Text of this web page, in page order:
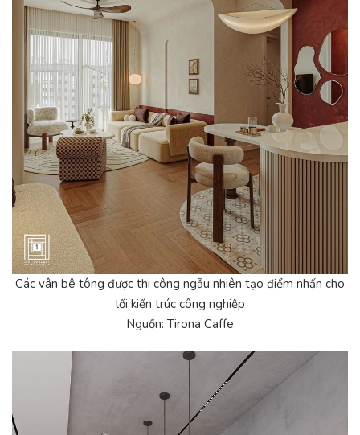
Các vân bê tông được thi công ngẫu nhiên tạo điểm nhấn cho
lối kiến trúc công nghiệp
Nguồn: Tirona Caffe